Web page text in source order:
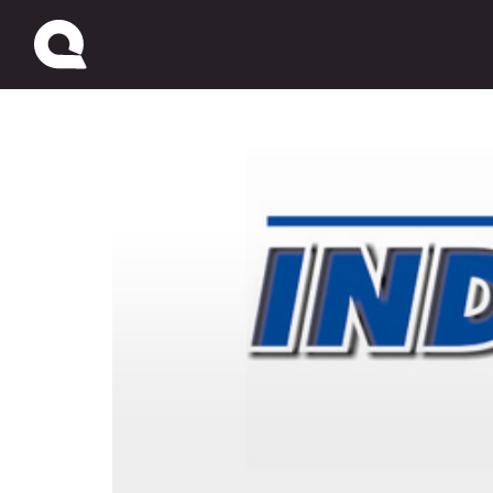
El Día: Impulso al